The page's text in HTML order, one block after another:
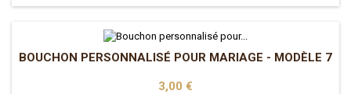
BOUCHON PERSONNALISÉ POUR MARIAGE - MODÈLE 7
Prix
3,00 €